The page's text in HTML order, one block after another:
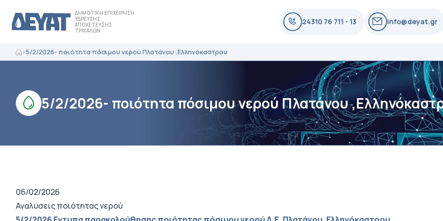
ΔΗΜΟΤΙΚΗ ΕΠΙΧΕΙΡΗΣΗ
ΥΔΡΕΥΣΗΣ
ΑΠΟΧΕΤΕΥΣΗΣ
ΤΡΙΚΑΛΩΝ
24310 76 711 - 13 info@deyat.gr
>5/2/2026- ποιότητα πόσιμου νερού Πλατάνου ,Ελληνόκαστρου
5/2/2026- ποιότητα πόσιμου νερού Πλατάνου
06/02/2026
Αναλύσεις ποιότητας νερού